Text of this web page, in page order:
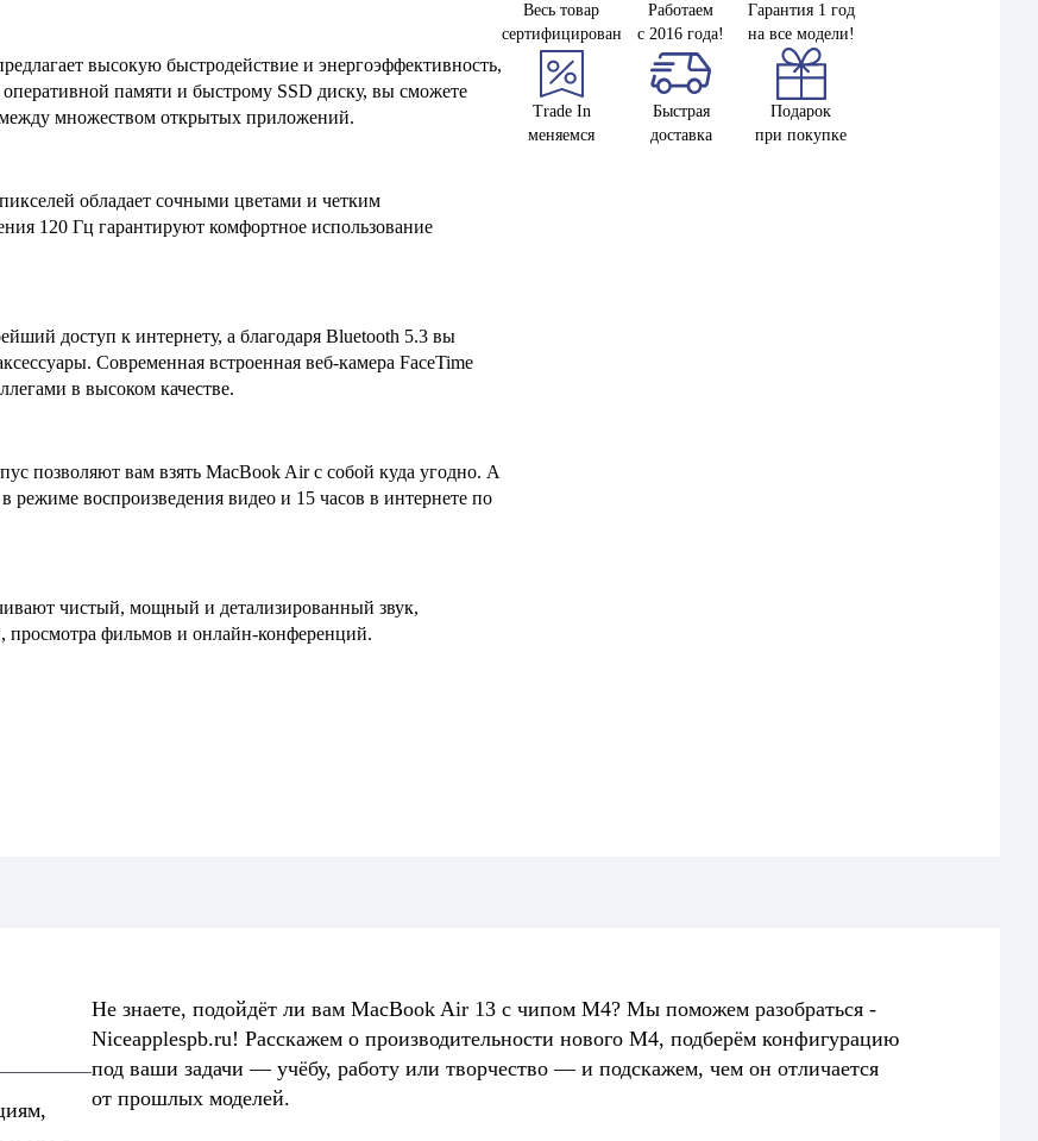
высокую быстродействие и энергоэффективность,
памяти и быстрому SSD диску, вы сможете
множеством открытых приложений.
обладает сочными цветами и четким
120 Гц гарантируют комфортное использование
доступ к интернету, а благодаря Bluetooth 5.3 вы
Современная встроенная веб-камера FaceTime
в высоком качестве.
позволяют вам взять MacBook Air с собой куда угодно. А
режиме воспроизведения видео и 15 часов в интернете по
чистый, мощный и детализированный звук,
просмотра фильмов и онлайн-конференций.
Весь товар
сертифицирован
Работаем
с 2016 года!
Гарантия 1 год
на все модели!
Trade In
меняемся
Быстрая
доставка
Подарок
при покупке
Не знаете, подойдёт ли вам MacBook Air 13 с чипом M4? Мы поможем разобраться -
Niceapplespb.ru! Расскажем о производительности нового M4, подберём конфигурацию
под ваши задачи — учёбу, работу или творчество — и подскажем, чем он отличается
от прошлых моделей.